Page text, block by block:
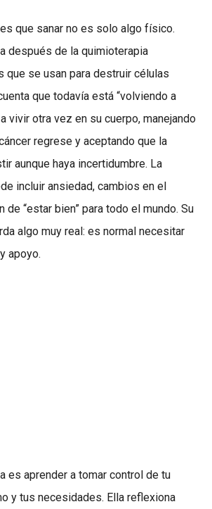
que sanar no es solo algo físico.
después de la quimioterapia
que se usan para destruir células
que todavía está “volviendo a
vivir otra vez en su cuerpo, manejando
regrese y aceptando que la
aunque haya incertidumbre. La
incluir ansiedad, cambios en el
de “estar bien” para todo el mundo. Su
algo muy real: es normal necesitar
apoyo.
es aprender a tomar control de tu
y tus necesidades. Ella reflexiona